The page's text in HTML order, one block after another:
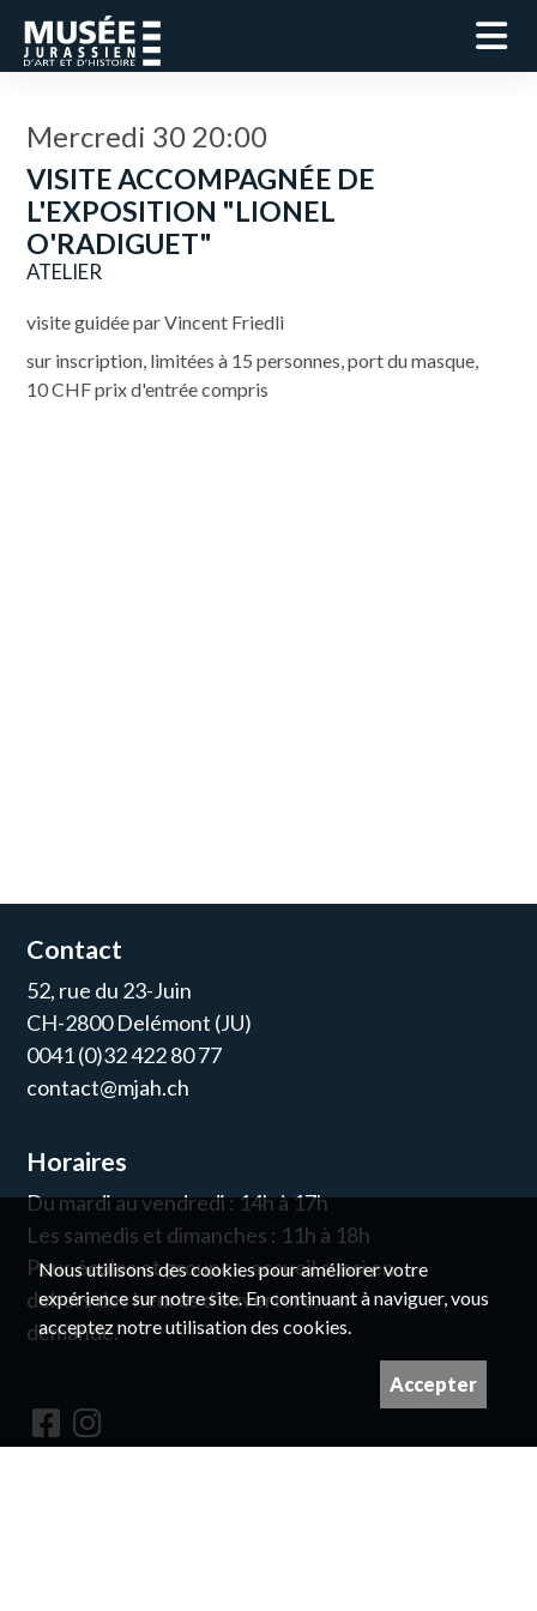
Mercredi 30 20:00
VISITE ACCOMPAGNÉE DE
L'EXPOSITION "LIONEL
O'RADIGUET"
ATELIER
visite guidée par Vincent Friedli
sur inscription, limitées à 15 personnes, port du masque,
10 CHF prix d'entrée compris
Contact
52, rue du 23-Juin
CH-2800 Delémont (JU)
0041 (0)32 422 80 77
contact@mjah.ch
Horaires
Du mardi au vendredi : 14h à 17h
Les samedis et dimanches : 11h à 18h
Pour écoles et groupes, accueil aussi en
dehors des heures d'ouverture, sur
demande.
Nous utilisons des cookies pour améliorer votre
expérience sur notre site. En continuant à naviguer, vous
acceptez notre utilisation des cookies.
Accepter